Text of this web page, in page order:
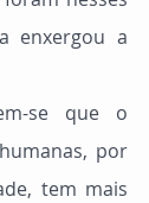
enxergou a
por
tem mais